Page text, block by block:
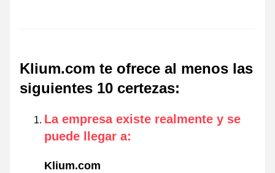
Klium.com te ofrece al menos las
siguientes 10 certezas:
La empresa existe realmente y se
puede llegar a:
Klium.com